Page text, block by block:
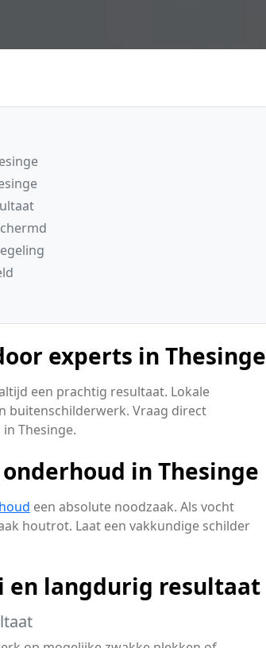
experts in Thesinge
een prachtig resultaat. Lokale
buitenschilderwerk. Vraag direct
Thesinge.
in Thesinge
een absolute noodzaak. Als vocht
houtrot. Laat een vakkundige schilder
en langdurig resultaat